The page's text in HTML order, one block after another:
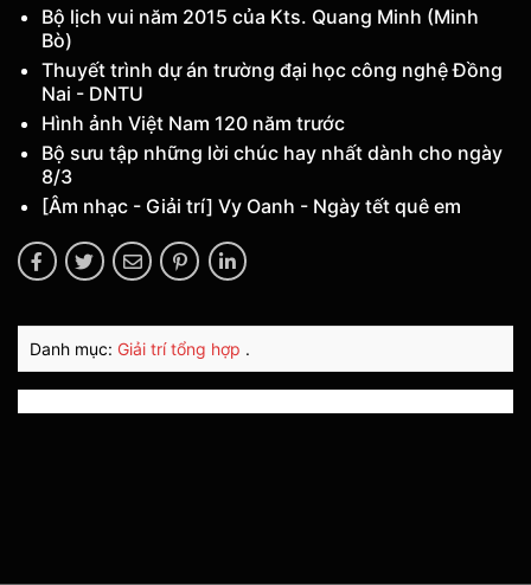
Bộ lịch vui năm 2015 của Kts. Quang Minh (Minh
Bò)
Thuyết trình dự án trường đại học công nghệ Đồng
Nai - DNTU
Hình ảnh Việt Nam 120 năm trước
Bộ sưu tập những lời chúc hay nhất dành cho ngày
8/3
[Âm nhạc - Giải trí] Vy Oanh - Ngày tết quê em
Danh mục: Giải trí tổng hợp .